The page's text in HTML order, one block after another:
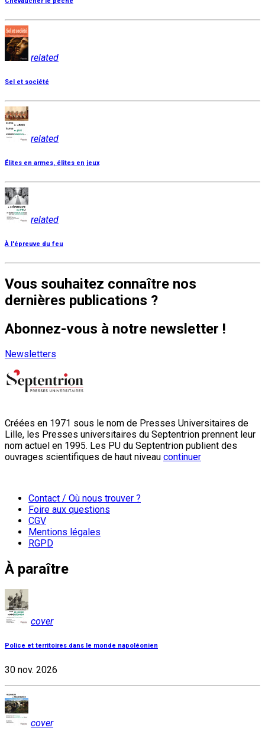
related
Sel et société
related
Élites en armes, élites en jeux
related
À l'épreuve du feu
Vous souhaitez connaître nos
dernières publications ?
Abonnez-vous à notre newsletter !
Newsletters
Créées en 1971 sous le nom de Presses Universitaires de
Lille, les Presses universitaires du Septentrion prennent leur
nom actuel en 1995. Les PU du Septentrion publient des
ouvrages scientifiques de haut niveau continuer
Contact / Où nous trouver ?
Foire aux questions
CGV
Mentions légales
RGPD
À paraître
cover
Police et territoires dans le monde napoléonien
30 nov. 2026
cover